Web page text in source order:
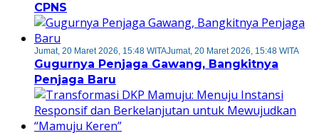
CPNS
Jumat, 20 Maret 2026, 15:48 WITAJumat, 20 Maret 2026, 15:48 WITA
Gugurnya Penjaga Gawang, Bangkitnya
Penjaga Baru